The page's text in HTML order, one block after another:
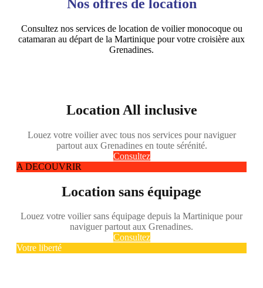
Nos offres de location
Consultez nos services de location de voilier monocoque ou
catamaran au départ de la Martinique pour votre croisière aux
Grenadines.
Location All inclusive
Louez votre voilier avec tous nos services pour naviguer
partout aux Grenadines en toute sérénité.
Consultez
A DECOUVRIR
Location sans équipage
Louez votre voilier sans équipage depuis la Martinique pour
naviguer partout aux Grenadines.
Consultez
Votre liberté